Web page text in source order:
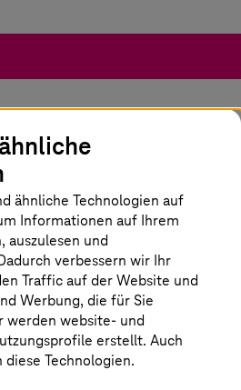
unserer Partnerschaft mit
Partnerschaft
ähnliche Technologien auf
Informationen auf Ihrem
auszulesen und
verbessern wir Ihr
Traffic auf der Website und
Werbung, die für Sie
werden website- und
erstellt. Auch
Technologien.